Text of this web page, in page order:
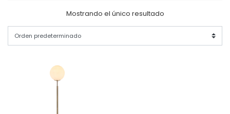
Mostrando el único resultado